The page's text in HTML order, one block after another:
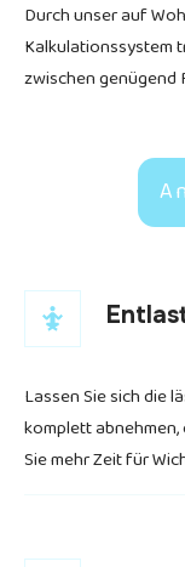
Durch unser auf
Kalkulationssystem
zwischen genügend
Lassen Sie sich die
komplett
Sie mehr Zeit für